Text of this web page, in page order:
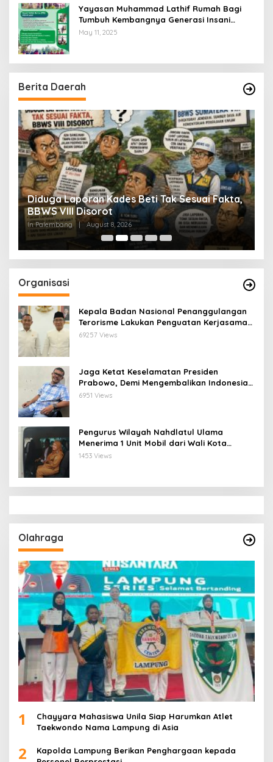
Yayasan Muhammad Lathif Rumah Bagi
Tumbuh Kembangnya Generasi Insani
Cerdas dan Berkarakter
May 11, 2025
Berita Daerah
Diduga Laporan Kades Beti Tak Sesuai Fakta,
BBWS VIII Disorot
In Palembang August 8, 2026
Organisasi
Kepala Badan Nasional Penanggulangan
Terorisme Lakukan Penguatan Kerjasama
Ketua Pengurus Besar Nahdlatul Ulama
69257 Views
Jaga Ketat Keselamatan Presiden
Prabowo, Demi Mengembalikan Indonesia
Menjadi Macan Asia
6951 Views
Pengurus Wilayah Nahdlatul Ulama
Menerima 1 Unit Mobil dari Wali Kota
Bandar Lampung
1453 Views
Olahraga
1
Chayyara Mahasiswa Unila Siap Harumkan Atlet
Taekwondo Nama Lampung di Asia
2
Kapolda Lampung Berikan Penghargaan kepada